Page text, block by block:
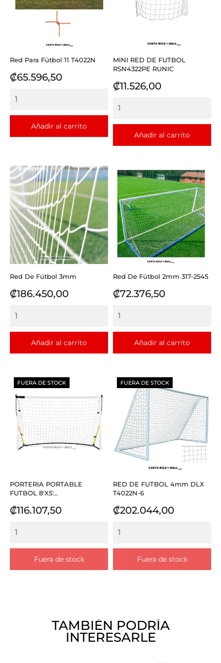
Red Para Fútbol 11 T4022N
Precio
₡65.596,50
Añadir al carrito
MINI RED DE FUTBOL
RSN4322PE RUNIC
Precio
₡11.526,00
Añadir al carrito
Red De Fútbol 3mm
Precio
₡186.450,00
Añadir al carrito
Red De Fútbol 2mm 317-2545
Precio
₡72.376,50
Añadir al carrito
PORTERIA PORTABLE
FUTBOL 8'X5'...
Precio
₡116.107,50
Fuera de stock
FUERA DE STOCK
RED DE FUTBOL 4mm DLX
T4022N-6
Precio
₡202.044,00
Fuera de stock
FUERA DE STOCK
TAMBIÉN PODRÍA
INTERESARLE